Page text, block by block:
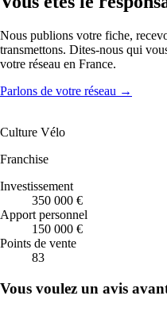
Nous publions votre fiche,
transmettons. Dites-nous qui
votre réseau en France.
Parlons de votre réseau →
Culture Vélo
Franchise
Investissement
350 000 €
Apport personnel
150 000 €
Points de vente
83
Vous voulez un avis